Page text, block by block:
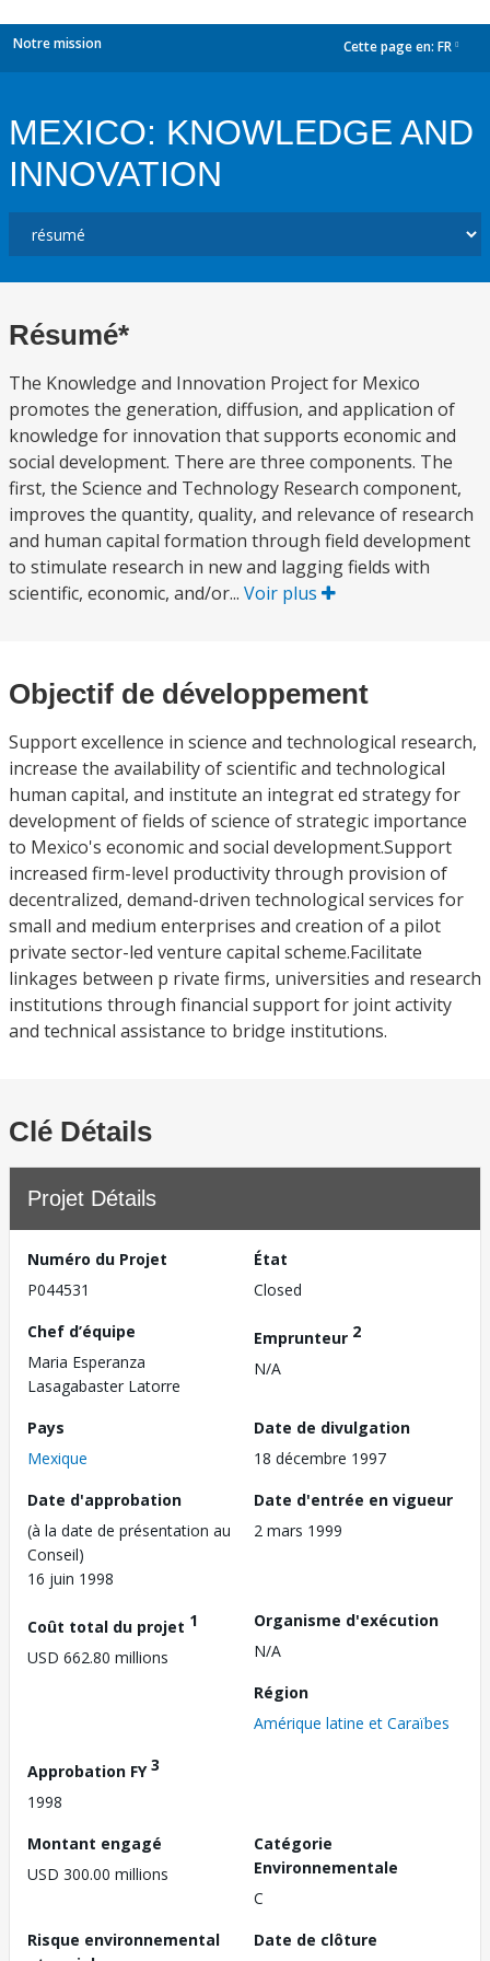
Notre mission Cette page en: FR
MEXICO: KNOWLEDGE AND
INNOVATION
Résumé*
The Knowledge and Innovation Project for Mexico
promotes the generation, diffusion, and application of
knowledge for innovation that supports economic and
social development. There are three components. The
first, the Science and Technology Research component,
improves the quantity, quality, and relevance of research
and human capital formation through field development
to stimulate research in new and lagging fields with
scientific, economic, and/or... Voir plus
Objectif de développement
Support excellence in science and technological research,
increase the availability of scientific and technological
human capital, and institute an integrat ed strategy for
development of fields of science of strategic importance
to Mexico's economic and social development.Support
increased firm-level productivity through provision of
decentralized, demand-driven technological services for
small and medium enterprises and creation of a pilot
private sector-led venture capital scheme.Facilitate
linkages between p rivate firms, universities and research
institutions through financial support for joint activity
and technical assistance to bridge institutions.
Clé Détails
Projet Détails
Numéro du Projet
P044531
État
Closed
Chef d’équipe
Maria Esperanza
Lasagabaster Latorre
Emprunteur 2
N/A
Pays
Mexique
Date de divulgation
18 décembre 1997
Date d'approbation
(à la date de présentation au
Conseil)
16 juin 1998
Date d'entrée en vigueur
2 mars 1999
Coût total du projet 1
USD 662.80 millions
Organisme d'exécution
N/A
Région
Amérique latine et Caraïbes
Approbation FY3
1998
Montant engagé
USD 300.00 millions
Catégorie
Environnementale
C
Risque environnemental
Date de clôture